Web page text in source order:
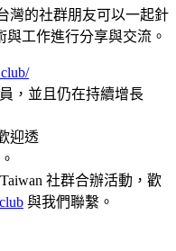
灣的社群朋友可以一起針
與工作進行分享與交流。
，並且仍在持續增長
迎透
社群合辦活動，歡
與我們聯繫。